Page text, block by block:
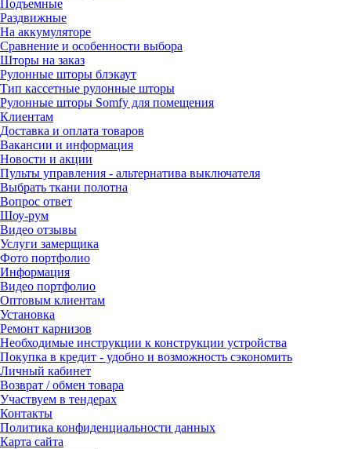
Подъемные
Раздвижные
На аккумуляторе
Сравнение и особенности выбора
Шторы на заказ
Рулонные шторы блэкаут
Тип кассетные рулонные шторы
Рулонные шторы Somfy для помещения
Клиентам
Доставка и оплата товаров
Вакансии и информация
Новости и акции
Пульты управления - альтернатива выключателя
Выбрать ткани полотна
Вопрос ответ
Шоу-рум
Видео отзывы
Услуги замерщика
Фото портфолио
Информация
Видео портфолио
Оптовым клиентам
Установка
Ремонт карнизов
Необходимые инструкции к конструкции устройства
Покупка в кредит - удобно и возможность сэкономить
Личный кабинет
Возврат / обмен товара
Участвуем в тендерах
Контакты
Политика конфиденциальности данных
Карта сайта